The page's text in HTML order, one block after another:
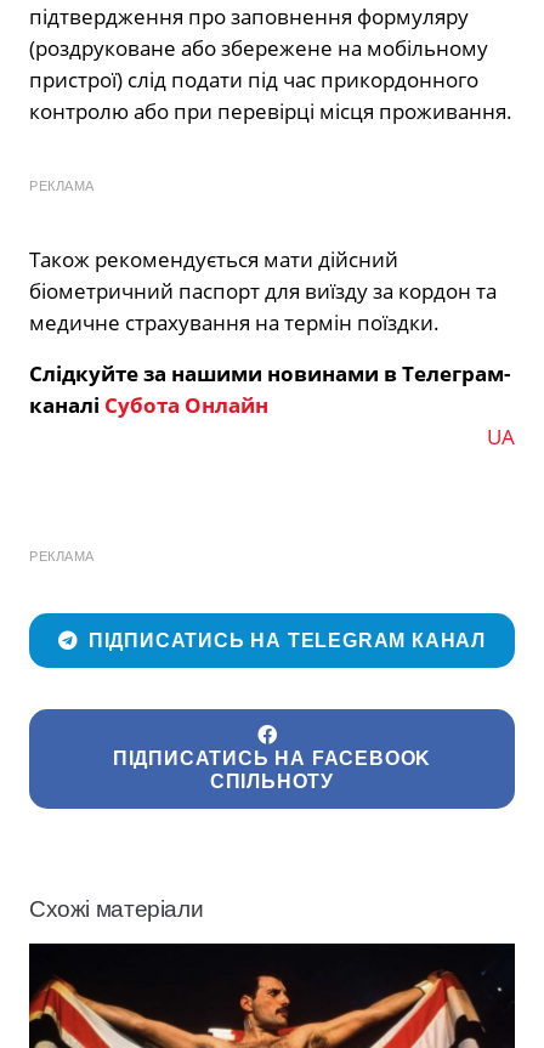
підтвердження про заповнення формуляру
(роздруковане або збережене на мобільному
пристрої) слід подати під час прикордонного
контролю або при перевірці місця проживання.
РЕКЛАМА
Також рекомендується мати дійсний
біометричний паспорт для виїзду за кордон та
медичне страхування на термін поїздки.
Слідкуйте за нашими новинами в Телеграм-
каналі Субота Онлайн
UA
РЕКЛАМА
ПІДПИСАТИСЬ НА TELEGRAM КАНАЛ
ПІДПИСАТИСЬ НА FACEBOOK
СПІЛЬНОТУ
Схожі матеріали